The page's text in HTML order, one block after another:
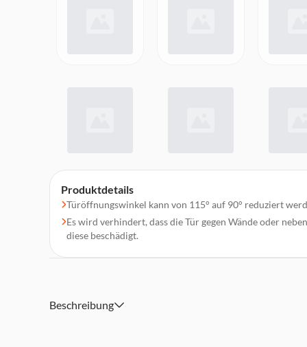
Produktdetails
Türöffnungswinkel kann von 115° auf 90° reduziert
Es wird verhindert, dass die Tür gegen Wände oder
diese beschädigt.
Beschreibung